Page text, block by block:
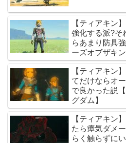
【ティアキン
強化する派?そ
らあまり防具
ーズオブザキン
【ティアキン
てだけならオ
で良かった説
グダム】
【ティアキン
たら瘴気ダメ
らく触らずに